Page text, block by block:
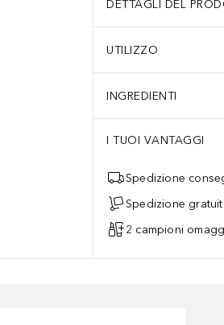
DETTAGLI DEL
UTILIZZO
INGREDIENTI
I TUOI VANTAGGI
Spedizione
Spedizione
2 campioni